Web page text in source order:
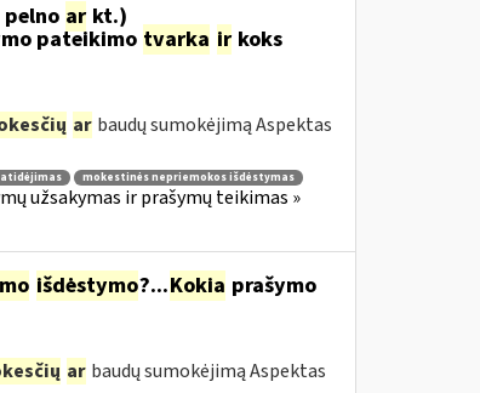
arkt.)
pateikimo tvarka irkoks
ar baudų sumokėjimą Aspektas
mokestinės nepriemokos išdėstymas
užsakymas ir prašymų teikimas »
išdėstymo?...Kokia prašymo
ar baudų sumokėjimą Aspektas